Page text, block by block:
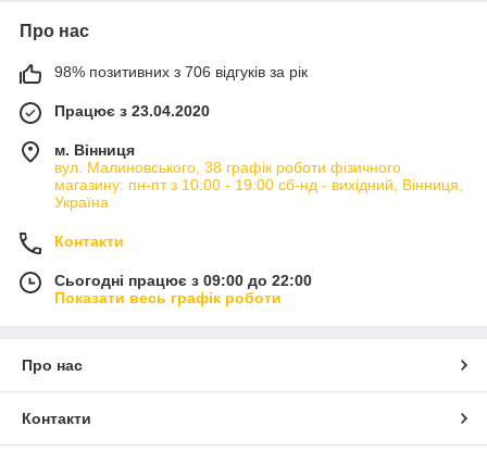
Про нас
98% позитивних з 706 відгуків за рік
Працює з 23.04.2020
м. Вінниця
вул. Малиновського, 38 графік роботи фізичного
магазину: пн-пт з 10:00 - 19:00 сб-нд - вихідний, Вінниця,
Україна
Контакти
Сьогодні працює з 09:00 до 22:00
Показати весь графік роботи
Про нас
Контакти